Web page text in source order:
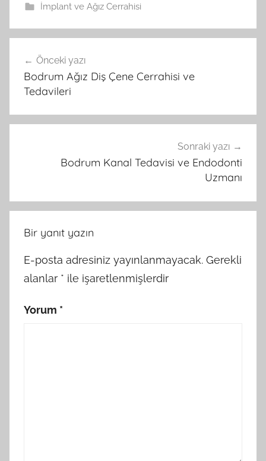
İmplant ve Ağız Cerrahisi
Yazı
gezinmesi
Önceki yazı
Bodrum Ağız Diş Çene Cerrahisi ve
Tedavileri
Sonraki yazı
Bodrum Kanal Tedavisi ve Endodonti
Uzmanı
Bir yanıt yazın
E-posta adresiniz yayınlanmayacak. Gerekli
alanlar * ile işaretlenmişlerdir
Yorum *